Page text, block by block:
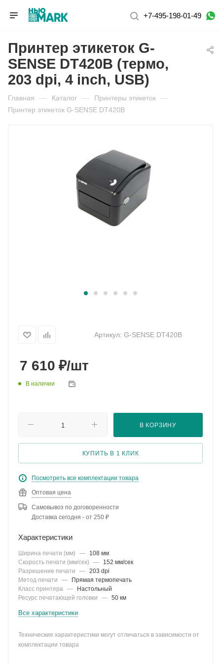
+7-495-198-01-49
Принтер этикеток G-
SENSE DT420B (термо,
203 dpi, 4 inch, USB)
Главная — Каталог — Принтеры этикеток —
Принтер этикеток G-SENSE DT420B
Артикул: G-SENSE DT420B
7 610 ₽/шт
В наличии
В КОРЗИНУ
КУПИТЬ В 1 КЛИК
Посмотреть все комплектации товара
Оптовая цена
Самовывоз по договоренности
Доставка сегодня - от 250 ₽
Характеристики
Ширина печати (мм) —
108 мм
Скорость печати (мм/сек)
—
152 мм/сек
Разрешение печати
— 203 dpi
Метод печати
—
Прямая термопечать
Класс принтера —
Настольный
Ресурс печатающей головки
— 50 км
Все характеристики
Технические характеристики могут отличаться в зависимости от
комплектации товара